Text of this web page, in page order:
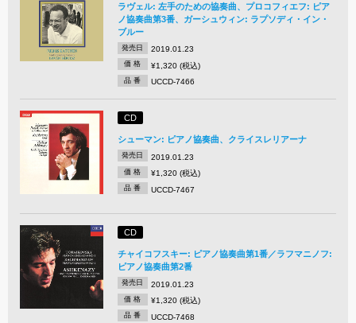
ラヴェル: 左手のための協奏曲、プロコフィエフ: ピア
ノ協奏曲第3番、ガーシュウィン: ラプソディ・イン・
ブルー
発売日 2019.01.23
価 格 ¥1,320 (税込)
品 番 UCCD-7466
CD
シューマン: ピアノ協奏曲、クライスレリアーナ
発売日 2019.01.23
価 格 ¥1,320 (税込)
品 番 UCCD-7467
CD
チャイコフスキー: ピアノ協奏曲第1番／ラフマニノフ:
ピアノ協奏曲第2番
発売日 2019.01.23
価 格 ¥1,320 (税込)
品 番 UCCD-7468